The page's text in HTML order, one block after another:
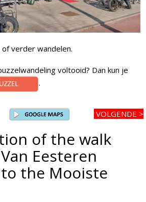
verder wandelen.
voltooid? Dan kun je
.
VOLGENDE >
of the walk
Eesteren
the Mooiste